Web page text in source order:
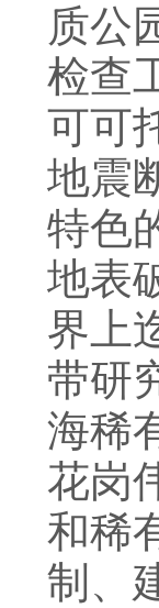
质公
检查
可可
地震
特色
地表
界上
带研
海稀
花岗
和稀
制、